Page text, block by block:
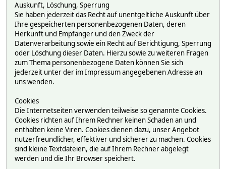
Auskunft, Löschung, Sperrung
Sie haben jederzeit das Recht auf unentgeltliche Auskunft über
Ihre gespeicherten personenbezogenen Daten, deren
Herkunft und Empfänger und den Zweck der
Datenverarbeitung sowie ein Recht auf Berichtigung, Sperrung
oder Löschung dieser Daten. Hierzu sowie zu weiteren Fragen
zum Thema personenbezogene Daten können Sie sich
jederzeit unter der im Impressum angegebenen Adresse an
uns wenden.
Cookies
Die Internetseiten verwenden teilweise so genannte Cookies.
Cookies richten auf Ihrem Rechner keinen Schaden an und
enthalten keine Viren. Cookies dienen dazu, unser Angebot
nutzerfreundlicher, effektiver und sicherer zu machen. Cookies
sind kleine Textdateien, die auf Ihrem Rechner abgelegt
werden und die Ihr Browser speichert.